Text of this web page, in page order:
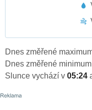
Dnes změřené
Dnes změřené minimum
Slunce vychází v 05:24